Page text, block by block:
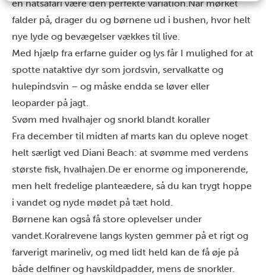
en natsafari være den perfekte variation.Når mørket
falder på, drager du og børnene ud i bushen, hvor helt
nye lyde og bevægelser vækkes til live.
Med hjælp fra erfarne guider og lys får I mulighed for at
spotte nataktive dyr som jordsvin, servalkatte og
hulepindsvin – og måske endda se løver eller
leoparder på jagt.
Svøm med hvalhajer og snorkl blandt koraller
Fra december til midten af marts kan du opleve noget
helt særligt ved Diani Beach: at svømme med verdens
største fisk, hvalhajen. De er enorme og imponerende,
men helt fredelige planteædere, så du kan trygt hoppe
i vandet og nyde mødet på tæt hold.
Børnene kan også få store oplevelser under
vandet. Koralrevene langs kysten gemmer på et rigt og
farverigt marineliv, og med lidt held kan de få øje på
både delfiner og havskildpadder, mens de snorkler.